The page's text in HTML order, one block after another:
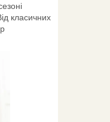
класичних